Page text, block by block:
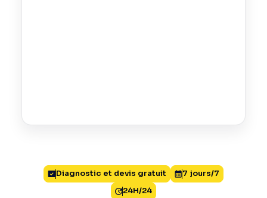
Diagnostic et devis gratuit
7 jours/7
24H/24